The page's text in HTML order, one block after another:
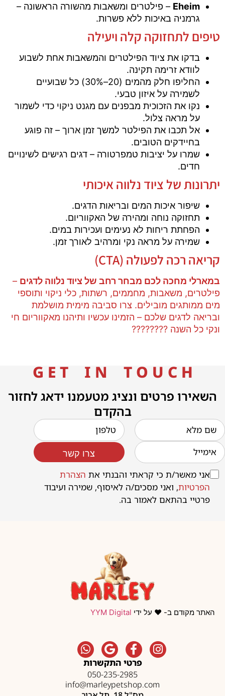
Eheim – פילטרים ומשאבות מהשורה הראשונה –
גרמניה באיכות ללא פשרות.
טיפים לתחזוקה קלה ויעילה
בדקו את ציוד הפילטרים והמשאבות אחת לשבוע
לוודא זרימה תקינה.
החליפו חלק מהמים (20–30%) כל שבועיים
לשמירה על איזון טבעי.
נקו את הזכוכית מבפנים עם מגנט ניקוי כדי לשמור
על מראה צלול.
אל תכבו את הפילטר למשך זמן ארוך – זה פוגע
בחיידקים הטובים.
שמרו על יציבות טמפרטורה – דגים רגישים לשינויים
חדים.
יתרונות של ציוד נלווה איכותי
שיפור איכות המים ובריאות הדגים.
תחזוקה נוחה ומהירה של האקווריום.
הפחתת ריחות לא נעימים ועכירות במים.
שמירה על מראה נקי ומרהיב לאורך זמן.
קריאה רכה לפעולה (CTA)
במארלי מחכה לכם מבחר רחב של ציוד נלווה לדגים –
פילטרים, משאבות, מחממים, רשתות, כלי ניקוי ותוספי
מים ממותגים מובילים. צרו סביבה מימית מושלמת
ובריאה לדגים שלכם – הזמינו עכשיו ותיהנו מאקווריום חי
ונקי כל השנה ????????
G E T I N T O U C H
השאירו פרטים ונציג מטעמנו ידאג לחזור
בהקדם
אני מאשר/ת כי קראתי והבנתי את הצהרת
הפרטיות, ואני מסכים/ה לאיסוף, שמירה ועיבוד
פרטיי בהתאם לאמור בה.
צרו קשר
האתר מקודם ב- ❤️ על ידי YYM Digital
פרטי התקשרות
050-235-2985
info@marleypetshop.com